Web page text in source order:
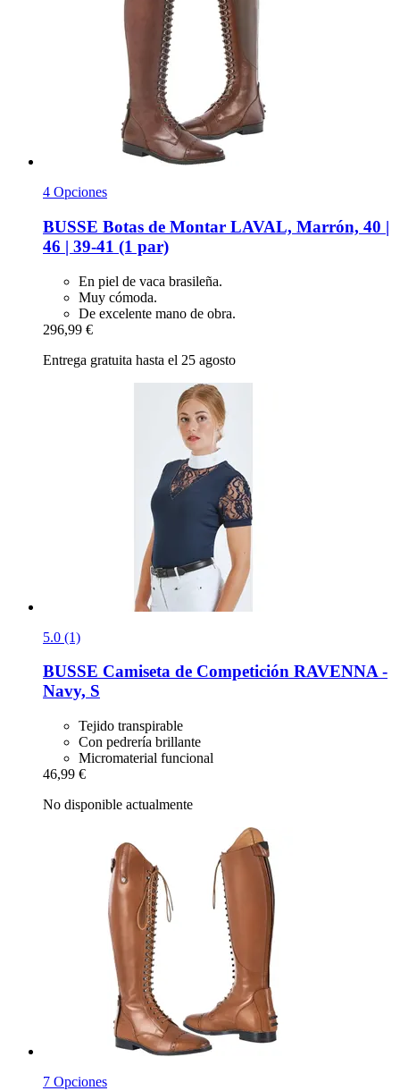
4 Opciones
BUSSE Botas de Montar LAVAL, Marrón, 40 |
46 | 39-​41 (1 par)
En piel de vaca brasileña.
Muy cómoda.
De excelente mano de obra.
296,99 €
Entrega gratuita hasta el 25 agosto
5.0 (1)
BUSSE Camiseta de Competición RAVENNA -​
Navy, S
Tejido transpirable
Con pedrería brillante
Micromaterial funcional
46,99 €
No disponible actualmente
7 Opciones